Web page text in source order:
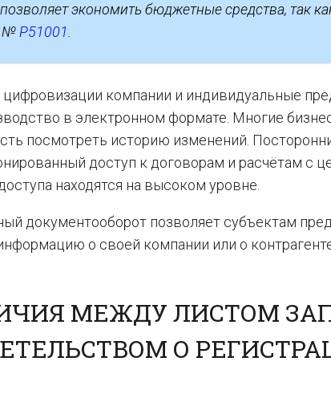
экономить бюджетные средства, так
№Р51001.
цифровизации компании и индивидуальные
в электронном формате. Многие
посмотреть историю изменений.
доступ к договорам и расчётам с
находятся на высоком уровне.
документооборот позволяет субъектам
о своей компании или о
МЕЖДУ ЛИСТОМ
О